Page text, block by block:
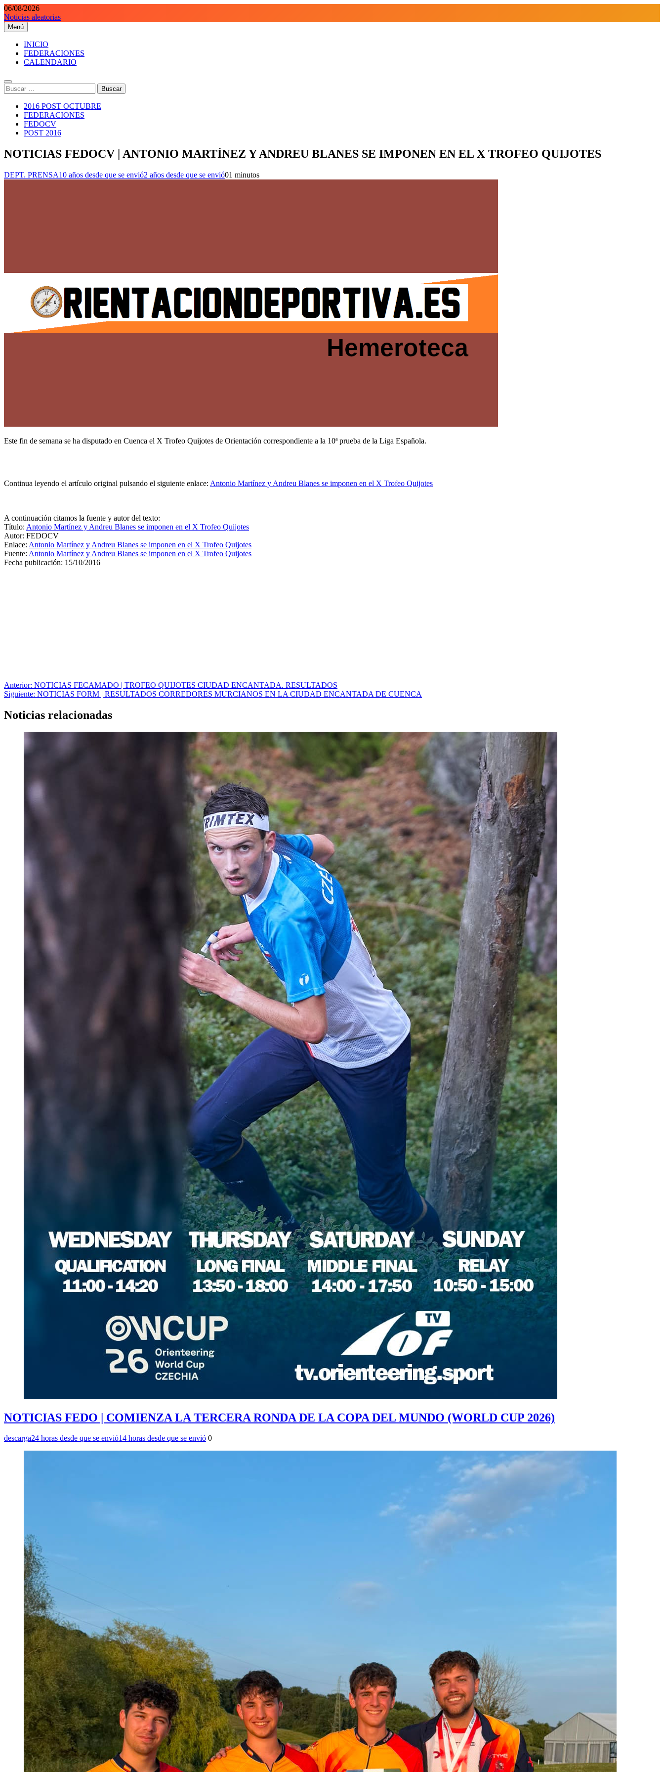
Saltar
al
contenido
06/08/2026
Noticias aleatorias
Orientaciondeportiva.es
Conoce el deporte de la Orientación Deportiva a través de nuestra web.
Menú
INICIO
FEDERACIONES
CALENDARIO
Buscar:
2016 POST OCTUBRE
FEDERACIONES
FEDOCV
POST 2016
NOTICIAS FEDOCV | ANTONIO MARTÍNEZ Y ANDREU BLANES SE IMPONEN EN EL X TROFEO QUIJOTES
DEPT. PRENSA10 años desde que se envió2 años desde que se envió01 minutos
Este fin de semana se ha disputado en Cuenca el X Trofeo Quijotes de Orientación correspondiente a la 10ª prueba de la Liga Española.
Continua leyendo el artículo original pulsando el siguiente enlace: Antonio Martínez y Andreu Blanes se imponen en el X Trofeo Quijotes
A continuación citamos la fuente y autor del texto:
Título: Antonio Martínez y Andreu Blanes se imponen en el X Trofeo Quijotes
Autor: FEDOCV
Enlace: Antonio Martínez y Andreu Blanes se imponen en el X Trofeo Quijotes
Fuente: Antonio Martínez y Andreu Blanes se imponen en el X Trofeo Quijotes
Fecha publicación: 15/10/2016
Navegación
de
entradas
Anterior: NOTICIAS FECAMADO | TROFEO QUIJOTES CIUDAD ENCANTADA. RESULTADOS
Siguiente: NOTICIAS FORM | RESULTADOS CORREDORES MURCIANOS EN LA CIUDAD ENCANTADA DE CUENCA
Noticias relacionadas
NOTICIAS FEDO | COMIENZA LA TERCERA RONDA DE LA COPA DEL MUNDO (WORLD CUP 2026)
descarga24 horas desde que se envió14 horas desde que se envió 0